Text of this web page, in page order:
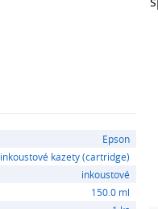
Epson
inkoustové kazety (cartridge)
inkoustové
150.0 ml